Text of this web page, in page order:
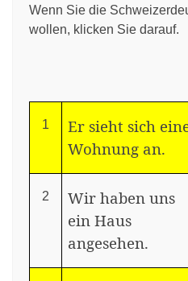
Wenn Sie die
wollen, klicken Sie darauf.
1
Er sieht sich
Wohnung an.
2
Wir haben uns
ein Haus
angesehen.